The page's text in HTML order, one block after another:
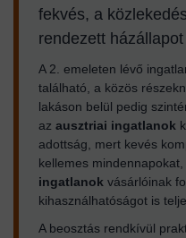
fekvés, a
rendezett
A 2. emeleten lévő
található, a közös
lakáson belül pedig
az ausztriai ingatlanok
adottság, mert kevés
kellemes
ingatlanok vásárlóinak
kihasználhatóságot is
A beosztás rendkívül